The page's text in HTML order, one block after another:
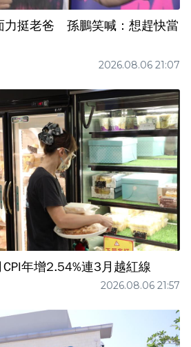
力挺老爸 孫鵬笑喊：想趕快當
2026.08.06 21:07
年增2.54%連3月越紅線
2026.08.06 21:57